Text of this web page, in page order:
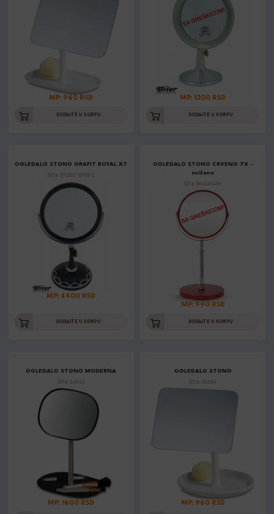
MP: 960 RSD
DODAJTE U KORPU
MP: 1200 RSD
DODAJTE U KORPU
OGLEDALO STONO GRAFIT ROYAL X7
Šifra: B72807BPER/C
MP: 4400 RSD
DODAJTE U KORPU
OGLEDALO STONO CRVENO 7X -
sniženo
Šifra: BM2404Rs
MP: 990 RSD
DODAJTE U KORPU
OGLEDALO STONO MODERNA
Šifra: 54642
MP: 1600 RSD
OGLEDALO STONO
Šifra: 60684
MP: 960 RSD